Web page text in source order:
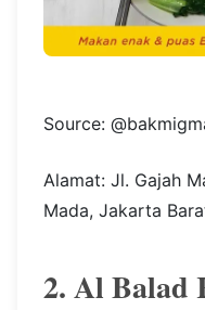
Source:
Alamat: Jl. Gajah
Mada, Jakarta
2. Al Balad